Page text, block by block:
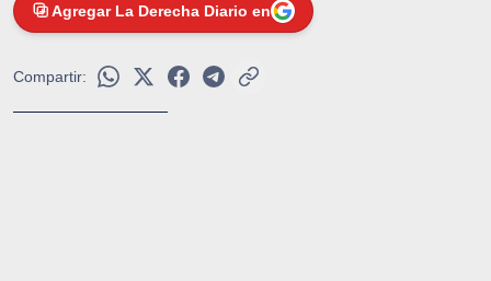
Agregar La Derecha Diario en
Compartir: